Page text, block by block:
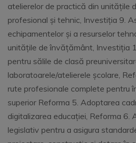
atelierelor de practică din unitățile
profesional și tehnic, Investiția 9.
echipamentelor și a resurselor
unitățile de învățământ, Investiția
pentru sălile de clasă
laboratoarele/atelierele școlare,
rute profesionale complete pentru
superior Reforma 5. Adoptarea
digitalizarea educației, Reforma 6.
legislativ pentru a asigura